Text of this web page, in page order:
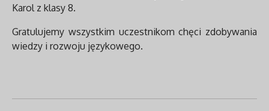
Karol z klasy 8.
Gratulujemy wszystkim uczestnikom chęci zdobywania
wiedzy i rozwoju językowego.